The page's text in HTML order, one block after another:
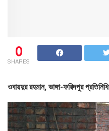
0
SHARES
ওবায়দুর রহমান, ভাঙ্গা-ফরিদপুর প্রতিনিধি